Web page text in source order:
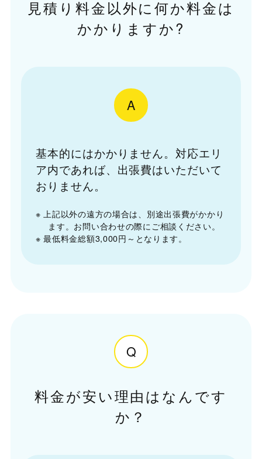
見積り料金以外に何か料金は
かかりますか?
A
基本的にはかかりません。対応エリ
ア内であれば、出張費はいただいて
おりません。
※ 上記以外の遠方の場合は、別途出張費がかかり
ます。お問い合わせの際にご相談ください。
※ 最低料金総額3,000円～となります。
Q
料金が安い理由はなんです
か？